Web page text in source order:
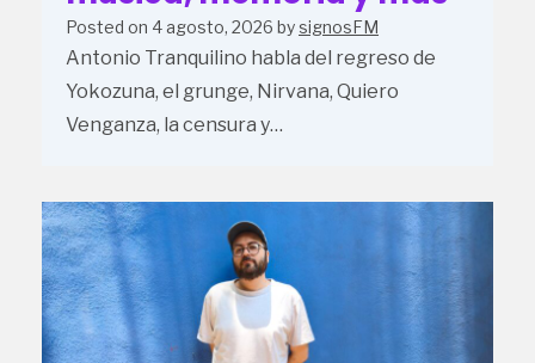
Posted on 4 agosto, 2026 bysignosFM
Antonio Tranquilino habla del regreso de
Yokozuna, el grunge, Nirvana, Quiero
Venganza, la censura y…